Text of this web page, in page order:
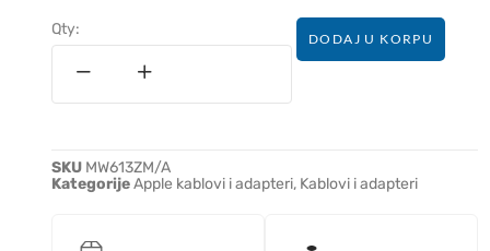
Qty:
DODAJ U KORPU
SKU MW613ZM/A
KategorijeApple kablovi i adapteri, Kablovi i adapteri